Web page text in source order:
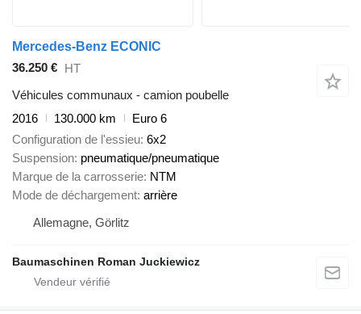
Mercedes-Benz ECONIC
36.250 € HT
Véhicules communaux - camion poubelle
2016
130.000 km
Euro 6
Configuration de l'essieu 6x2
Suspension pneumatique/pneumatique
Marque de la carrosserie NTM
Mode de déchargement arrière
Allemagne, Görlitz
Baumaschinen Roman Juckiewicz